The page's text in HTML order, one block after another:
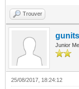
Trouver
Junior
25/08/2017, 18:24:12